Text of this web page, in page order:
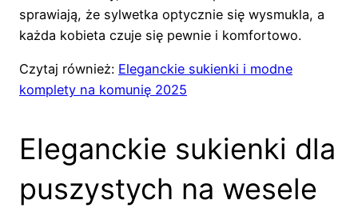
sprawiają, że sylwetka optycznie się wysmukla, a
każda kobieta czuje się pewnie i komfortowo.
Czytaj również: Eleganckie sukienki i modne
komplety na komunię 2025
Eleganckie sukienki dla
puszystych na wesele